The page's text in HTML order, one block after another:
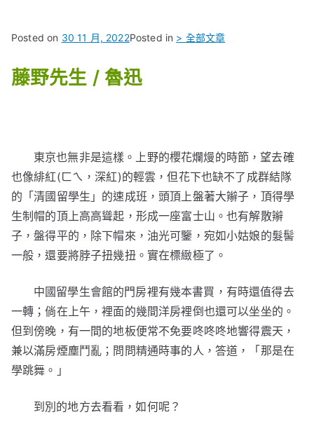
Posted on 30 11 月, 2022Posted in > 全部文章
藤野先生 / 魯迅
東京也無非是這樣。上野的櫻花爛熳的時節，望去確
也像緋紅(ㄈㄟ，深紅)的輕雲，但花下也缺不了成群結隊
的「清國留學生」的速成班，頭頂上盤著大辮子，頂得學
生制帽的頂上高高聳起，形成一座富士山。也有解散辮
子，盤得平的，除下帽來，油光可鑒，宛如小姑娘的髮髻
一般，還要將脖子扭幾扭。實在標緻極了。
中國留學生會館的門房裡有幾本書買，有時還值得去
一轉；倘在上午，裡面的幾間洋房裡倒也還可以坐坐的。
但到傍晚，有一間的地板便常不免要咚咚咚地響得震天，
兼以滿房煙塵鬥亂；問問精通時事的人，答道，「那是在
學跳舞。」
到別的地方去看看，如何呢？